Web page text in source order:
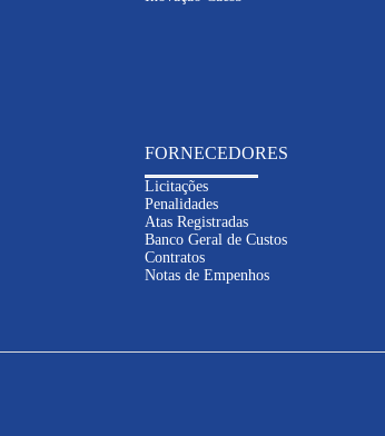
FORNECEDORES
Licitações
Penalidades
Atas Registradas
Banco Geral de Custos
Contratos
Notas de Empenhos